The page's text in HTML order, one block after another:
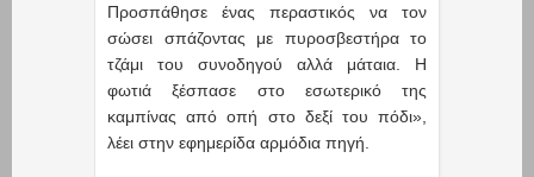
Προσπάθησε ένας περαστικός να τον
σώσει σπάζοντας με πυροσβεστήρα το
τζάμι του συνοδηγού αλλά μάταια. Η
φωτιά ξέσπασε στο εσωτερικό της
καμπίνας από οπή στο δεξί του πόδι»,
λέει στην εφημερίδα αρμόδια πηγή.